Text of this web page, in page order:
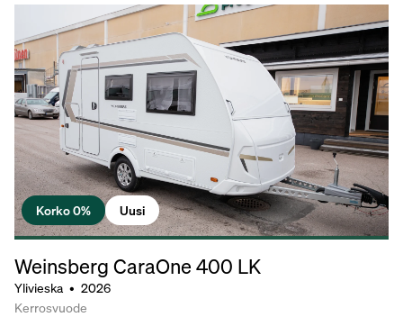
Korko 0% Uusi
Weinsberg CaraOne 400 LK
Ylivieska • 2026
Kerrosvuode